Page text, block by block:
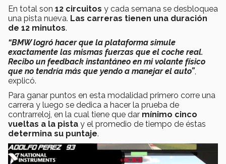
En total son 12 circuitos y cada semana se desbloquea
una pista nueva. Las carreras tienen una duración
de 12 minutos.
“BMW logró hacer que la plataforma simule
exactamente las mismas fuerzas que el coche real.
Recibo un feedback instantáneo en mi volante físico
que no tendría más que yendo a manejar el auto”,
explicó.
Para ganar puntos en esta modalidad primero corre una
carrera y luego se dedica a hacer la prueba de
contrarreloj, en la cual tiene que dar mínimo cinco
vueltas a la pista y el promedio de tiempo de éstas
determina su puntaje.